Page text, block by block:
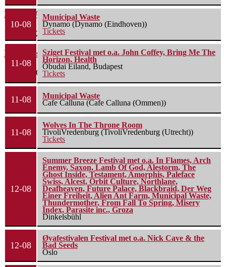
Rachel Aspe (Cage Fight): Ik kreeg gigantisch veel...
13 mei 2026
From Ashes To New: Evolutie is essentieel
1 mei 2026
10-08
Municipal Waste
Dynamo (Dynamo (Eindhoven))
Tickets
11-08
Sziget Festival met o.a. John Coffey, Bring Me The
Horizon, Health
Óbudai Eiland, Budapest
Tickets
11-08
Municipal Waste
Cafe Calluna (Cafe Calluna (Ommen))
11-08
Wolves In The Throne Room
TivoliVredenburg (TivoliVredenburg (Utrecht))
Tickets
12-08
Summer Breeze Festival met o.a. In Flames, Arch
Enemy, Saxon, Lamb Of God, Alestorm, The
Ghost Inside, Testament, Amorphis, Paleface
Swiss, Alcest, Orbit Culture, Northlane,
Deafheaven, Future Palace, Blackbraid, Der Weg
Einer Freiheit, Alien Ant Farm, Municipal Waste,
Thundermother, From Fall To Spring, Misery
Index, Parasite inc., Groza
Dinkelsbühl
12-08
Øyafestivalen Festival met o.a. Nick Cave & the
Bad Seeds
Oslo